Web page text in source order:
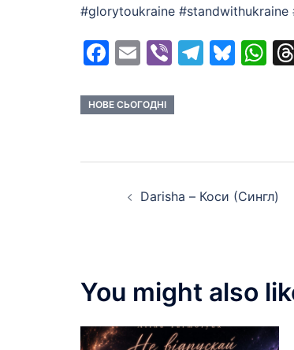
#glorytoukraine #standwithukraine
Facebook
EmailViber
НОВЕ СЬОГОДНІ
navigation
Darisha – Коси (Сингл)
You might also